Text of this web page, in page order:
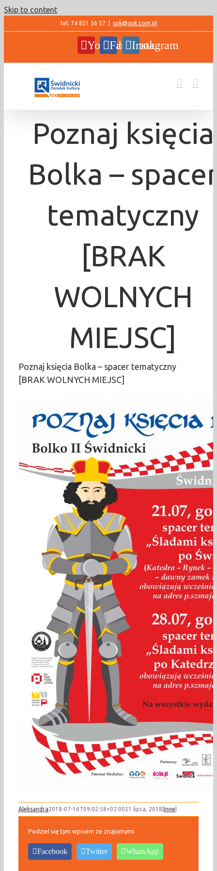
Skip to content
tel: 74 851 56 57 sok@sok.com.pl
YouTubeFacebookInstagram
Poznaj księcia
Bolka –
tematyczny
[BRAK
WOLNYCH
MIEJSC]
Poznaj księcia Bolka – spacer tematyczny
[BRAK WOLNYCH MIEJSC]
Aleksandra2018-07-16T09:02:58+02:0021 lipca, 2018 Inne
Podziel się tym wpisem ze znajomymi
Facebook Twitter WhatsApp